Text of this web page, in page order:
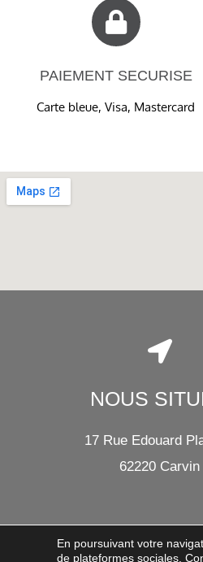
PAIEMENT SECURISE
Carte bleue, Visa, Mastercard
NOUS
17 Rue Edouard
62220 Carvin
© 2021 MARCHAND FRERES – TOUS
En poursuivant votre
de plateformes sociales.